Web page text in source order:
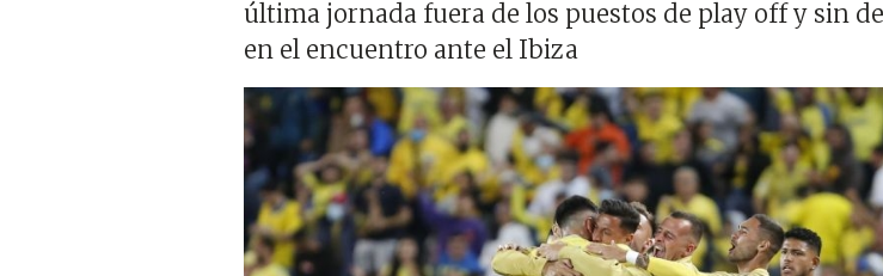
última jornada fuera de los puestos de play off y sin
en el encuentro ante el Ibiza
Imagen